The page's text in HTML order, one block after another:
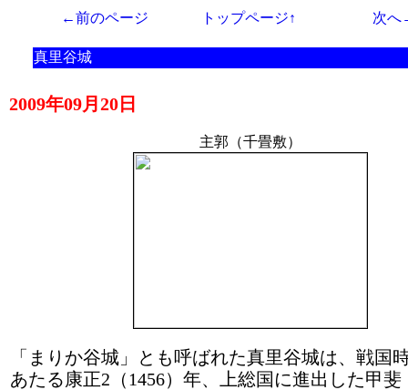
←前のページ トップページ↑ 次
真里谷城
2009年09月20日
主郭（千畳敷）
「まりか谷城」とも呼ばれた真里谷城は、戦国
あたる康正2（1456）年、上総国に進出した甲斐